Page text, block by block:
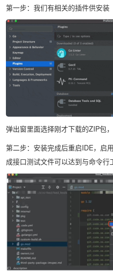
第一步：我们有相关的插件供安装
弹出窗里面选择刚才下载的ZIP包，
第二步：安装完成后重启IDE，启
成接口测试文件可以达到与命令行